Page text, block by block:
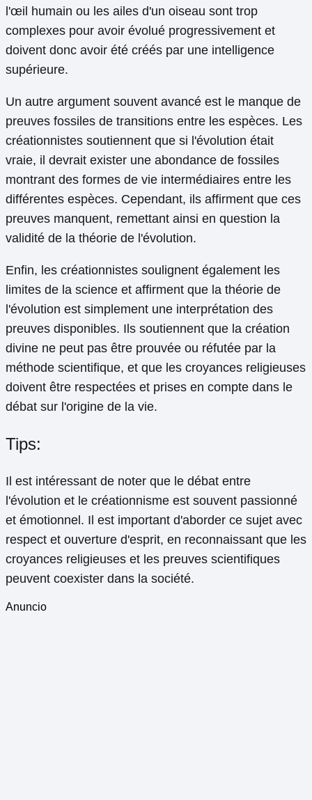
l'œil humain ou les ailes d'un oiseau sont trop
complexes pour avoir évolué progressivement et
doivent donc avoir été créés par une intelligence
supérieure.
Un autre argument souvent avancé est le manque de
preuves fossiles de transitions entre les espèces. Les
créationnistes soutiennent que si l'évolution était
vraie, il devrait exister une abondance de fossiles
montrant des formes de vie intermédiaires entre les
différentes espèces. Cependant, ils affirment que ces
preuves manquent, remettant ainsi en question la
validité de la théorie de l'évolution.
Enfin, les créationnistes soulignent également les
limites de la science et affirment que la théorie de
l'évolution est simplement une interprétation des
preuves disponibles. Ils soutiennent que la création
divine ne peut pas être prouvée ou réfutée par la
méthode scientifique, et que les croyances religieuses
doivent être respectées et prises en compte dans le
débat sur l'origine de la vie.
Tips:
Il est intéressant de noter que le débat entre
l'évolution et le créationnisme est souvent passionné
et émotionnel. Il est important d'aborder ce sujet avec
respect et ouverture d'esprit, en reconnaissant que les
croyances religieuses et les preuves scientifiques
peuvent coexister dans la société.
Anuncio